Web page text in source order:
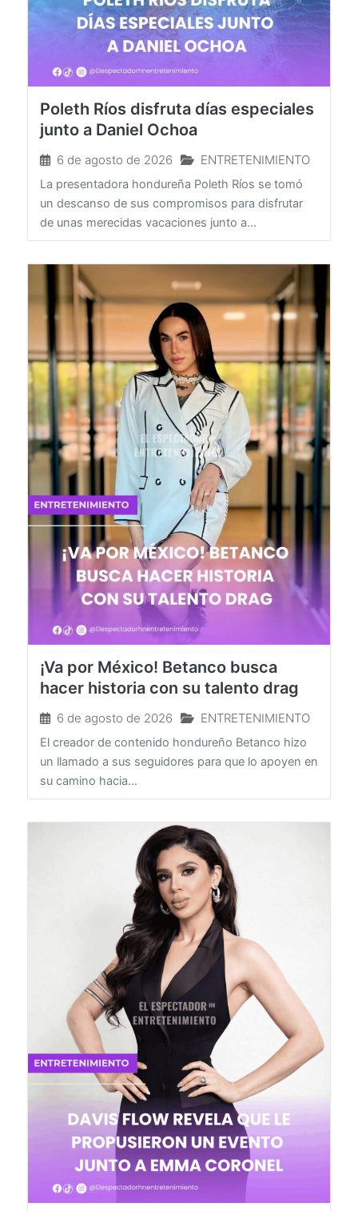
Poleth Ríos disfruta días especiales
junto a Daniel Ochoa
6 de agosto de 2026 ENTRETENIMIENTO
La presentadora hondureña Poleth Ríos se tomó
un descanso de sus compromisos para disfrutar
de unas merecidas vacaciones junto a...
¡Va por México! Betanco busca
hacer historia con su talento drag
6 de agosto de 2026 ENTRETENIMIENTO
El creador de contenido hondureño Betanco hizo
un llamado a sus seguidores para que lo apoyen en
su camino hacia...